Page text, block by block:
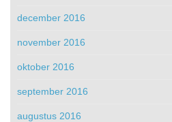
december 2016
november 2016
oktober 2016
september 2016
augustus 2016